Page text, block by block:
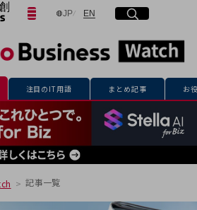
を目指し、
る事業共創エコシステムです。
とは
ートナー企業)
マーとして
を目指します
JP日本語
ENEnglish
て探す
ビジネスの
検索する
注目のIT用語 まとめ記事 お
記事一覧